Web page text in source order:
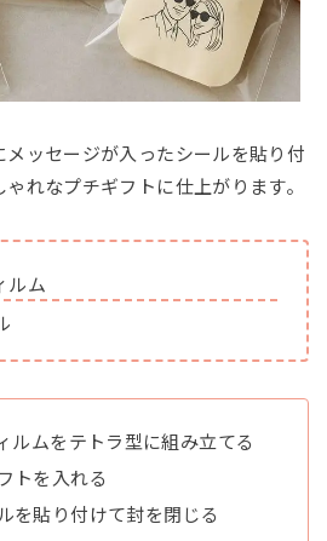
ッセージが入ったシールを貼り付
れなプチギフトに仕上がります。
ルム
ルムをテトラ型に組み立てる
トを入れる
を貼り付けて封を閉じる